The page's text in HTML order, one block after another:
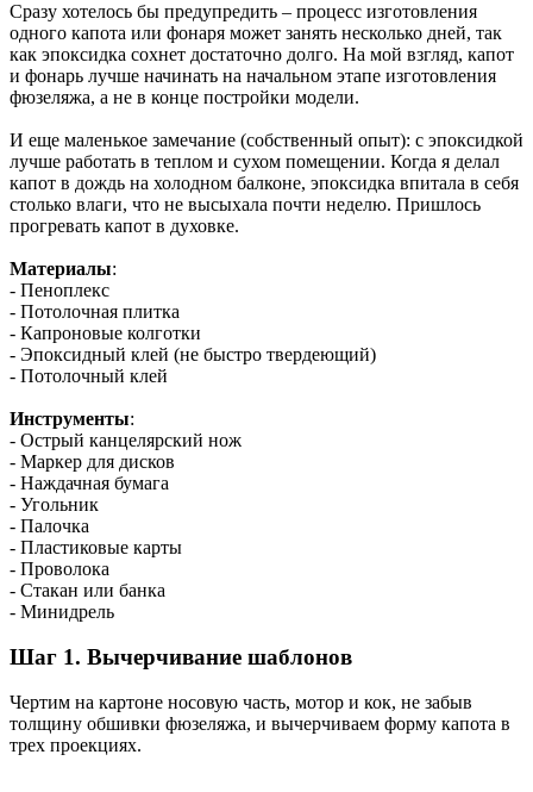
Сразу хотелось бы предупредить – процесс изготовления
одного капота или фонаря может занять несколько дней, так
как эпоксидка сохнет достаточно долго. На мой взгляд, капот
и фонарь лучше начинать на начальном этапе изготовления
фюзеляжа, а не в конце постройки модели.
И еще маленькое замечание (собственный опыт): с эпоксидкой
лучше работать в теплом и сухом помещении. Когда я делал
капот в дождь на холодном балконе, эпоксидка впитала в себя
столько влаги, что не высыхала почти неделю. Пришлось
прогревать капот в духовке.
Материалы:
- Пеноплекс
- Потолочная плитка
- Капроновые колготки
- Эпоксидный клей (не быстро твердеющий)
- Потолочный клей
Инструменты:
- Острый канцелярский нож
- Маркер для дисков
- Наждачная бумага
- Угольник
- Палочка
- Пластиковые карты
- Проволока
- Стакан или банка
- Минидрель
Шаг 1. Вычерчивание шаблонов
Чертим на картоне носовую часть, мотор и кок, не забыв
толщину обшивки фюзеляжа, и вычерчиваем форму капота в
трех проекциях.